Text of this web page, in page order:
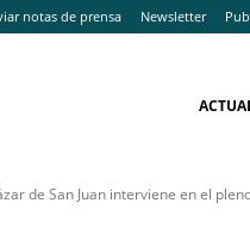
notas de prensa Newsletter
de San Juan interviene en el